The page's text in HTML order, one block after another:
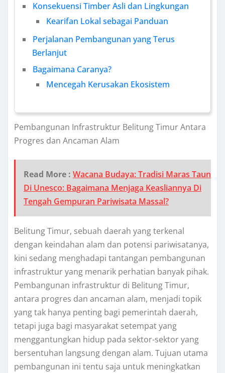
Konsekuensi Timber Asli dan Lingkungan
Kearifan Lokal sebagai Panduan
Perjalanan Pembangunan yang Terus
Berlanjut
Bagaimana Caranya?
Mencegah Kerusakan Ekosistem
Pembangunan Infrastruktur Belitung Timur Antara
Progres dan Ancaman Alam
Read More : Wacana Budaya: Tradisi Maras Taun
Di Unesco: Bagaimana Menjaga Keasliannya Di
Tengah Gempuran Pariwisata Massal?
Belitung Timur, sebuah daerah yang terkenal
dengan keindahan alam dan potensi pariwisatanya,
kini sedang menghadapi tantangan pembangunan
infrastruktur yang menarik perhatian banyak pihak.
Pembangunan infrastruktur di Belitung Timur,
antara progres dan ancaman alam, menjadi topik
yang tak hanya penting bagi pemerintah daerah,
tetapi juga bagi masyarakat setempat yang
menggantungkan hidup pada sektor-sektor yang
bersentuhan langsung dengan alam. Tujuan utama
pembangunan ini tentu saja untuk meningkatkan